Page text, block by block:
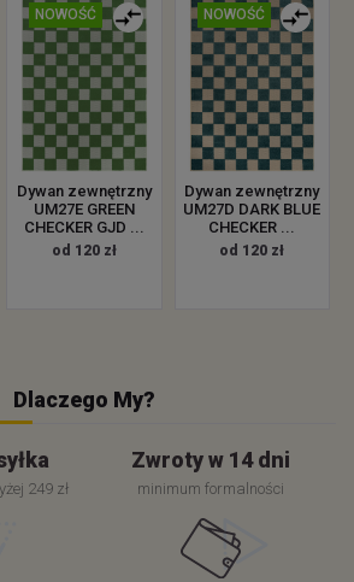
NOWOŚĆ
Dywan zewnętrzny
UM27E GREEN
CHECKER GJD ...
od 120 zł
NOWOŚĆ
Dywan zewnętrzny
UM27D DARK BLUE
CHECKER ...
od 120 zł
Dlaczego My?
249 zł
Zwroty w 14 dni
minimum formalności